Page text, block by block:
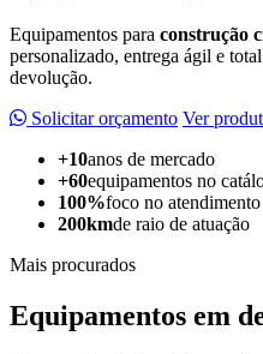
Equipamentos para construção
personalizado, entrega ágil e
devolução.
Solicitar orçamento Ver
+10anos de mercado
+60equipamentos no
100%foco no atendimento
200kmde raio de atuação
Mais procurados
Equipamentos em